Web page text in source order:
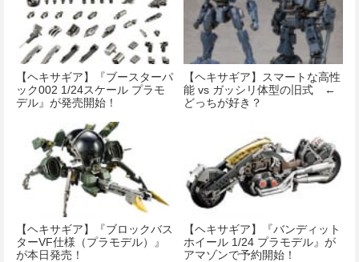
【ヘキサギア】『ブースターパ
ック002 1/24スケール プラモ
デル』が発売開始！
【ヘキサギア】スマートな高性
能 vs ガッシリ体型の旧式 ←
どっちが好き？
【ヘキサギア】『ブロックバス
ターVF仕様（プラモデル）』
が本日発売！
【ヘキサギア】『バンディット
ホイール 1/24 プラモデル』が
アマゾンで予約開始！